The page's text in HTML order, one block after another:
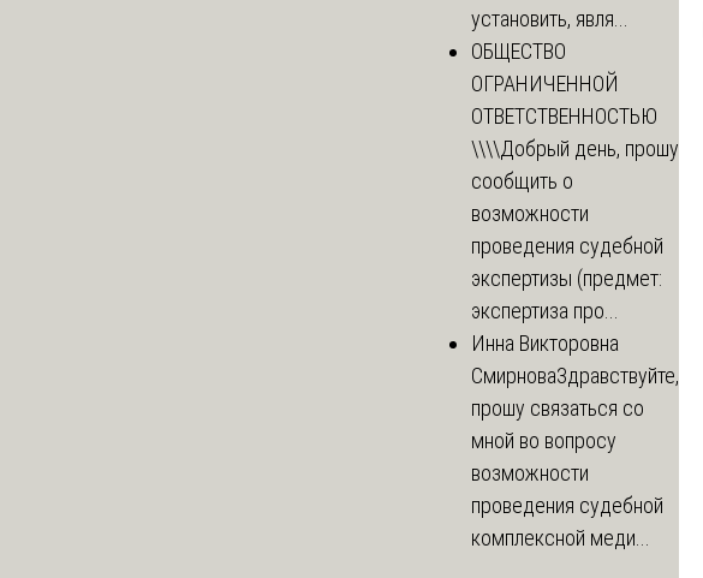
установить, явля...
ОБЩЕСТВО
ОГРАНИЧЕННОЙ
ОТВЕТСТВЕННОСТЬЮ
\\\\Добрый день, прошу
сообщить о
возможности
проведения судебной
экспертизы (предмет:
экспертиза про...
Инна Викторовна
СмирноваЗдравствуйте,
прошу связаться со
мной во вопросу
возможности
проведения судебной
комплексной меди...